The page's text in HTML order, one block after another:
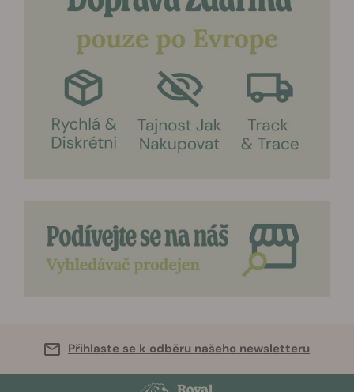
Přihlaste se k odběru našeho newsletteru